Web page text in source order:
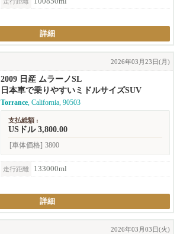
詳細
2026年03月23日(月)
2009 日産 ムラーノSL
日本車で乗りやすいミドルサイズSUV
Torrance, California, 90503
支払総額 :
USドル 3,800.00
[車体価格] 3800
走行距離
133000ml
詳細
2026年03月03日(火)